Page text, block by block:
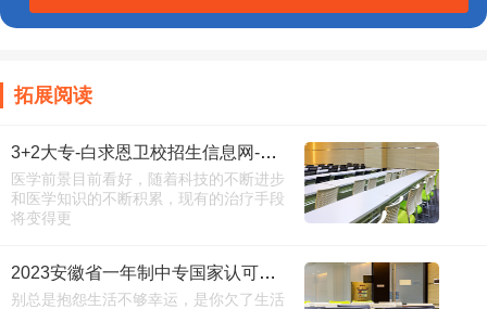
拓展阅读
3+2大专-白求恩卫校招生信息网-进入
医学前景目前看好，随着科技的不断进步
和医学知识的不断积累，现有的治疗手段
将变得更
2023安徽省一年制中专国家认可吗_费用多少
别总是抱怨生活不够幸运，是你欠了生活